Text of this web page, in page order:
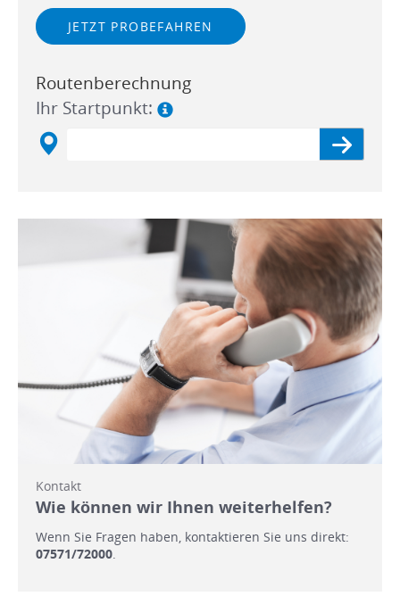
JETZT PROBEFAHREN
Routenberechnung
Ihr Startpunkt:
Kontakt
Wie können wir Ihnen weiterhelfen?
Wenn Sie Fragen haben, kontaktieren Sie uns direkt:
07571/72000.